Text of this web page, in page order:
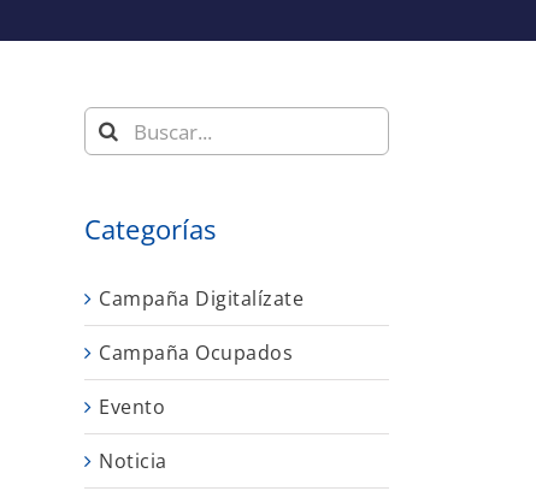
Buscar:
Categorías
Campaña Digitalízate
Campaña Ocupados
Evento
Noticia